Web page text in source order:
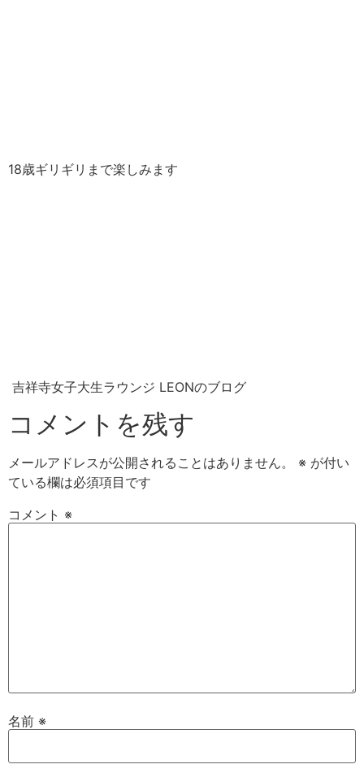
18歳ギリギリまで楽しみます
吉祥寺女子大生ラウンジ LEONのブログ
コメントを残す
メールアドレスが公開されることはありません。 ※ が付い
ている欄は必須項目です
コメント ※
名前 ※